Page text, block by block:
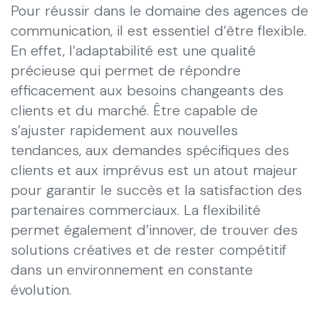
Pour réussir dans le domaine des agences de
communication, il est essentiel d’être flexible.
En effet, l’adaptabilité est une qualité
précieuse qui permet de répondre
efficacement aux besoins changeants des
clients et du marché. Être capable de
s’ajuster rapidement aux nouvelles
tendances, aux demandes spécifiques des
clients et aux imprévus est un atout majeur
pour garantir le succès et la satisfaction des
partenaires commerciaux. La flexibilité
permet également d’innover, de trouver des
solutions créatives et de rester compétitif
dans un environnement en constante
évolution.